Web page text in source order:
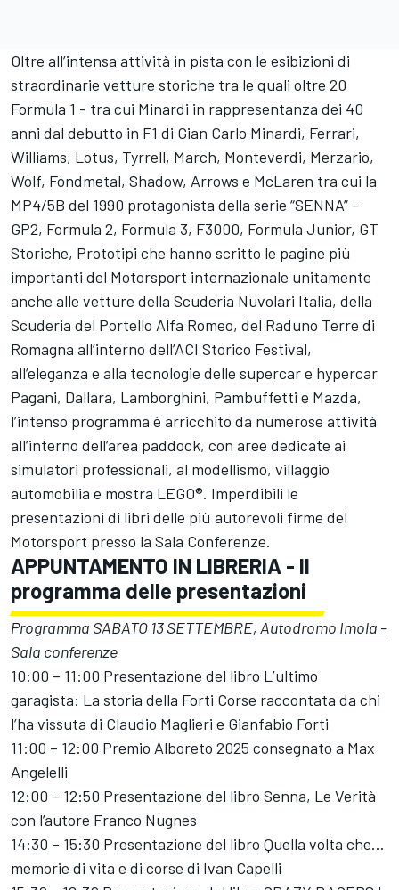
Oltre all’intensa attività in pista con le esibizioni di
straordinarie vetture storiche tra le quali oltre 20
Formula 1 - tra cui Minardi in rappresentanza dei 40
anni dal debutto in F1 di Gian Carlo Minardi, Ferrari,
Williams, Lotus, Tyrrell, March, Monteverdi, Merzario,
Wolf, Fondmetal, Shadow, Arrows e McLaren tra cui la
MP4/5B del 1990 protagonista della serie “SENNA” -
GP2, Formula 2, Formula 3, F3000, Formula Junior, GT
Storiche, Prototipi che hanno scritto le pagine più
importanti del Motorsport internazionale unitamente
anche alle vetture della Scuderia Nuvolari Italia, della
Scuderia del Portello Alfa Romeo, del Raduno Terre di
Romagna all’interno dell’ACI Storico Festival,
all’eleganza e alla tecnologie delle supercar e hypercar
Pagani, Dallara, Lamborghini, Pambuffetti e Mazda,
l’intenso programma è arricchito da numerose attività
all’interno dell’area paddock, con aree dedicate ai
simulatori professionali, al modellismo, villaggio
automobilia e mostra LEGO®. Imperdibili le
presentazioni di libri delle più autorevoli firme del
Motorsport presso la Sala Conferenze.
APPUNTAMENTO IN LIBRERIA - Il
programma delle presentazioni
Programma SABATO 13 SETTEMBRE, Autodromo Imola -
Sala conferenze
10:00 – 11:00 Presentazione del libro L’ultimo
garagista: La storia della Forti Corse raccontata da chi
l’ha vissuta di Claudio Maglieri e Gianfabio Forti
11:00 – 12:00 Premio Alboreto 2025 consegnato a Max
Angelelli
12:00 – 12:50 Presentazione del libro Senna, Le Verità
con l’autore Franco Nugnes
14:30 – 15:30 Presentazione del libro Quella volta che…
memorie di vita e di corse di Ivan Capelli